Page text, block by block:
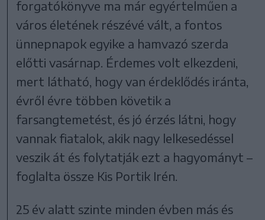
forgatókönyve ma már egyértelműen a
város életének részévé vált, a fontos
ünnepnapok egyike a hamvazó szerda
előtti vasárnap. Érdemes volt elkezdeni,
mert látható, hogy van érdeklődés iránta,
évről évre többen követik a
farsangtemetést, és jó érzés látni, hogy
vannak fiatalok, akik nagy lelkesedéssel
veszik át és folytatják ezt a hagyományt –
foglalta össze Kis Portik Irén.
25 év alatt szinte minden évben más és